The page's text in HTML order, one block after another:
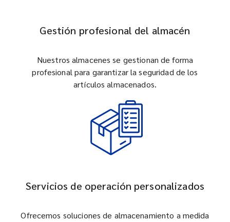
Gestión profesional del almacén
Nuestros almacenes se gestionan de forma
profesional para garantizar la seguridad de los
artículos almacenados.
Servicios de operación personalizados
Ofrecemos soluciones de almacenamiento a medida